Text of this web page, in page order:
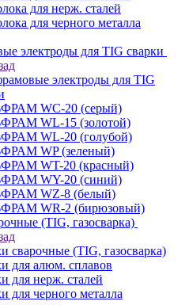
для нерж. сталей
для черного металла
электроды для TIG сварки
электроды для TIG
WC-20 (серый)
WL-15 (золотой)
WL-20 (голубой)
WP (зеленый)
WT-20 (красный)
WY-20 (синий)
WZ-8 (белый)
WR-2 (бирюзовый)
(TIG, газосварка)
сварочные (TIG, газосварка)
для алюм. сплавов
для нерж. сталей
для черного металла